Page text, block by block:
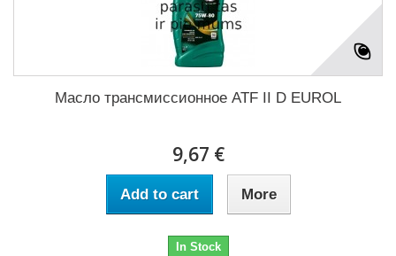
Масло трансмиссионное ATF II D EUROL
9,67 €
Add to cart More
In Stock